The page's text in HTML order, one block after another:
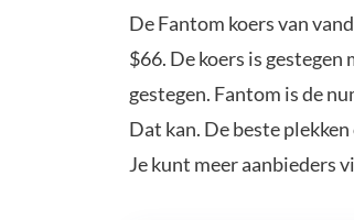
De Fantom koers van
$66. De koers is gestegen
gestegen. Fantom is de
Dat kan. De beste
Je kunt meer aanbieders